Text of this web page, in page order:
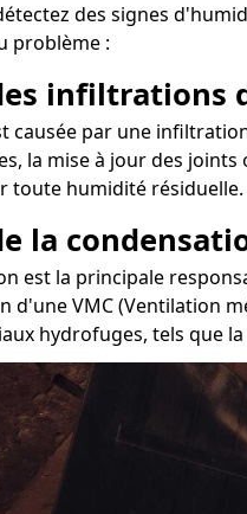
des signes
problème :
infiltrations
causée par une
la mise à jour des
toute humidité résiduelle.
la
est la principale
d'une VMC (Ventilation
hydrofuges, tels que